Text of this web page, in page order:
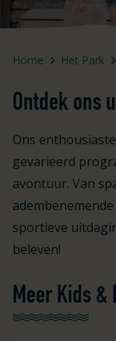
Home Het Park
Ontdek ons
Ons
gevarieerd
avontuur. Van
sportieve
beleven!
Meer Kids